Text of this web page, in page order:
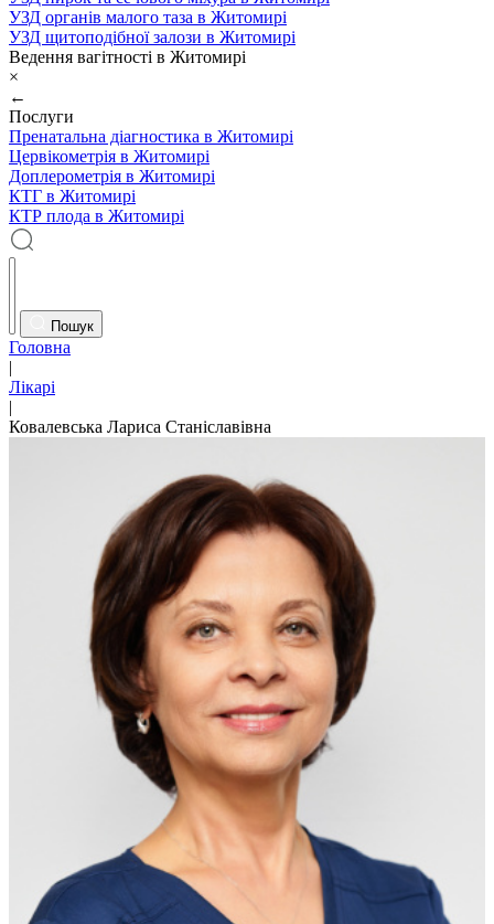
УЗД органів малого таза в Житомирі
УЗД щитоподібної залози в Житомирі
Ведення вагітності в Житомирі
×
←
Послуги
Пренатальна діагностика в Житомирі
Цервікометрія в Житомирі
Доплерометрія в Житомирі
КТГ в Житомирі
КТР плода в Житомирі
Пошук
Головна
|
Лікарі
|
Ковалевська Лариса Станіславівна